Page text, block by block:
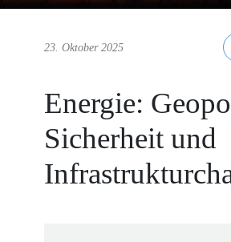
23. Oktober 2025
Energie:
Sicherheit und